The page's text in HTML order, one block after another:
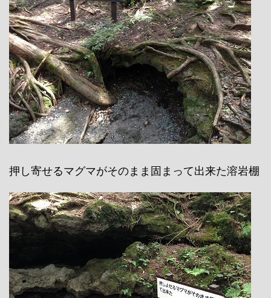
押し寄せるマグマがそのまま固まって出来た溶岩棚